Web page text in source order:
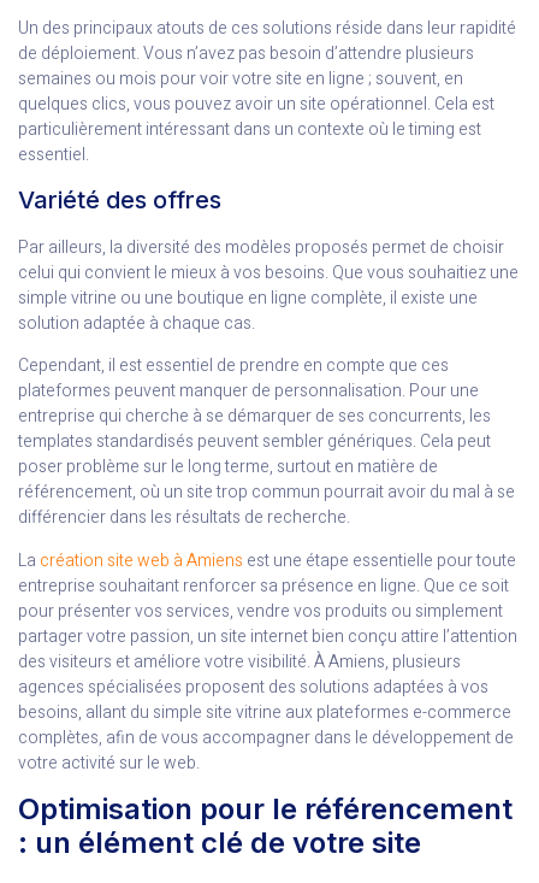
Un des principaux atouts de ces solutions réside dans leur rapidité
de déploiement. Vous n’avez pas besoin d’attendre plusieurs
semaines ou mois pour voir votre site en ligne ; souvent, en
quelques clics, vous pouvez avoir un site opérationnel. Cela est
particulièrement intéressant dans un contexte où le timing est
essentiel.
Variété des offres
Par ailleurs, la diversité des modèles proposés permet de choisir
celui qui convient le mieux à vos besoins. Que vous souhaitiez une
simple vitrine ou une boutique en ligne complète, il existe une
solution adaptée à chaque cas.
Cependant, il est essentiel de prendre en compte que ces
plateformes peuvent manquer de personnalisation. Pour une
entreprise qui cherche à se démarquer de ses concurrents, les
templates standardisés peuvent sembler génériques. Cela peut
poser problème sur le long terme, surtout en matière de
référencement, où un site trop commun pourrait avoir du mal à se
différencier dans les résultats de recherche.
La création site web à Amiens est une étape essentielle pour toute
entreprise souhaitant renforcer sa présence en ligne. Que ce soit
pour présenter vos services, vendre vos produits ou simplement
partager votre passion, un site internet bien conçu attire l’attention
des visiteurs et améliore votre visibilité. À Amiens, plusieurs
agences spécialisées proposent des solutions adaptées à vos
besoins, allant du simple site vitrine aux plateformes e-commerce
complètes, afin de vous accompagner dans le développement de
votre activité sur le web.
Optimisation pour le référencement
: un élément clé de votre site